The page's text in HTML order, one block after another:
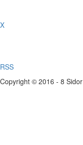
X
RSS
Copyright © 2016 - 8 Sidor